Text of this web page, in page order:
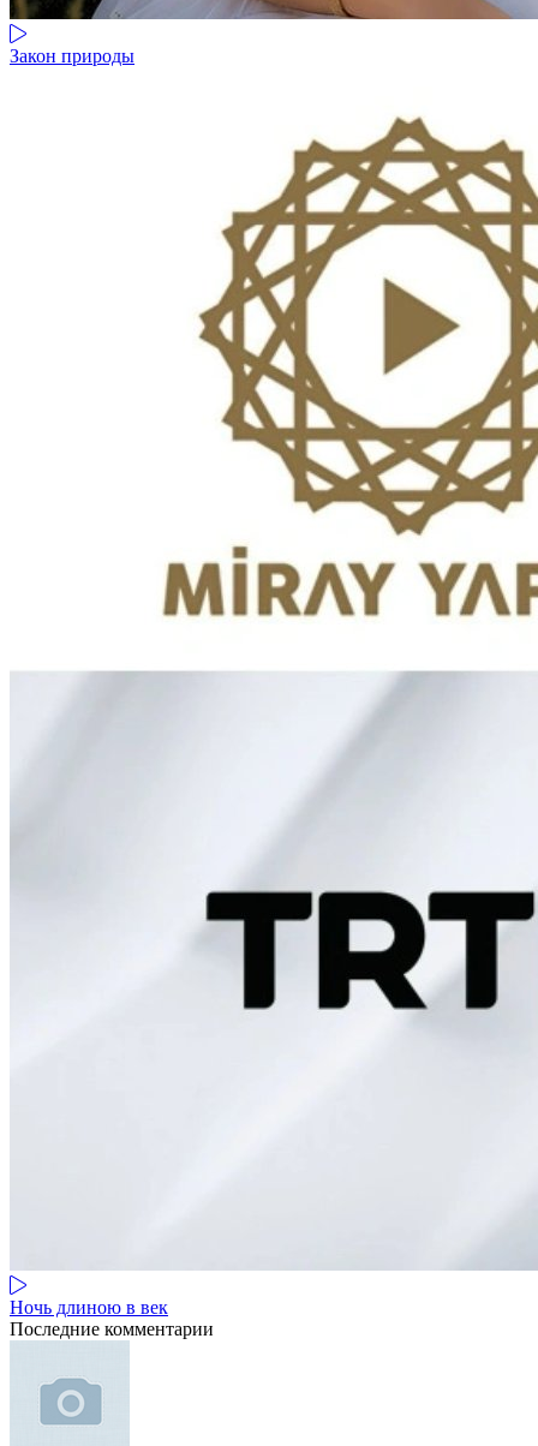
Закон природы
Ночь длиною в век
Последние комментарии